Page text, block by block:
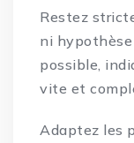
Restez
ni hypothèse
possible,
vite et
Adaptez les